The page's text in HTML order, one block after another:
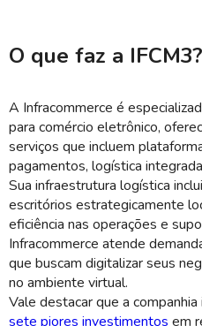
O que faz a IFCM3?
A Infracommerce é
para comércio eletrônico,
serviços que incluem
pagamentos, logística
Sua infraestrutura logística
escritórios estrategicamente
eficiência nas operações e
Infracommerce atende
que buscam digitalizar seus
no ambiente virtual.
Vale destacar que a companhia
sete piores investimentos em